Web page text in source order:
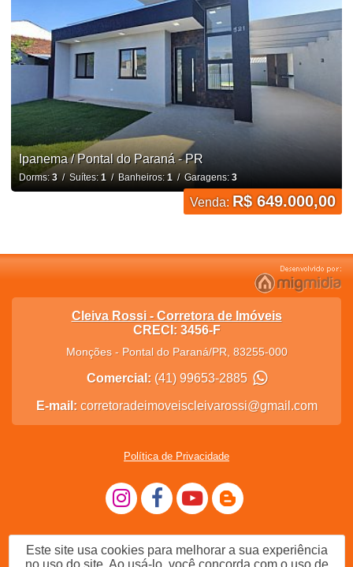
Ipanema / Pontal do Paraná - PR
Dorms: 3/ Suítes: 1/ Banheiros: 1/ Garagens: 3
Venda: R$ 649.000,00
Cleiva Rossi - Corretora de Imóveis
CRECI: 3456-F
Monções- Pontal do Paraná/PR, 83255-000
Comercial: (41) 99653-2885
E-mail: corretoradeimoveiscleivarossi@gmail.com
Política de Privacidade
Este site usa cookies para melhorar a sua experiência
no uso do site. Ao usá-lo, você concorda com o uso de